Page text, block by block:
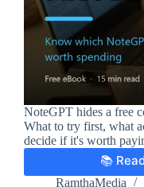
NoteGPT hides a free
What to try first, what
decide if it's worth
📚
RamthaMedia